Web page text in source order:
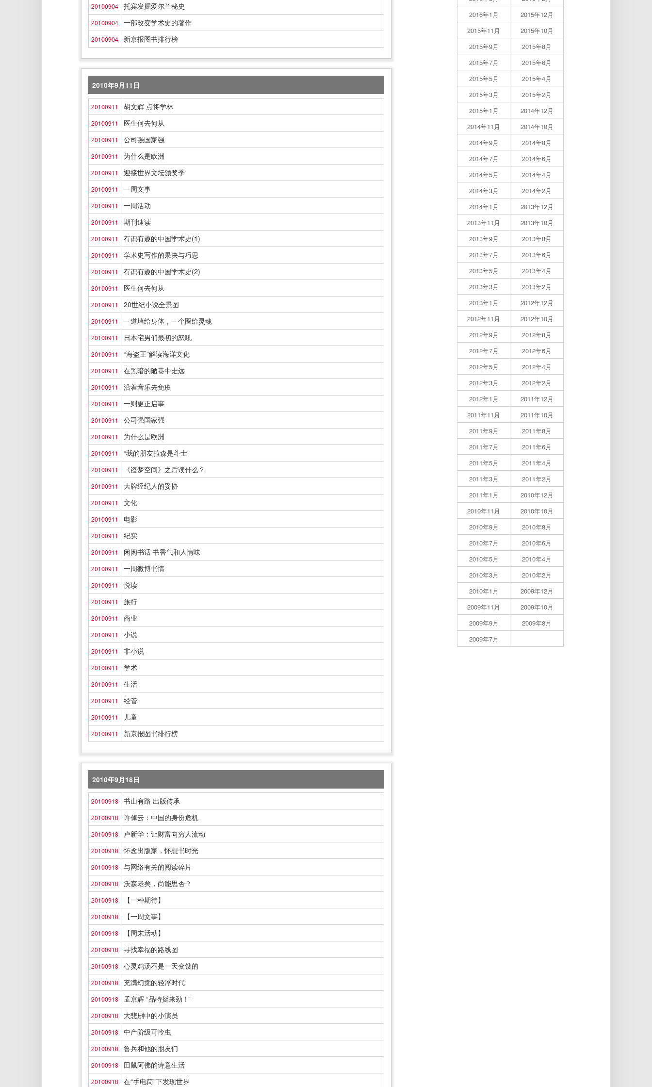
20100904 托宾发掘爱尔兰秘史
20100904 一部改变学术史的著作
20100904 新京报图书排行榜
2010年9月11日
20100911 胡文辉 点将学林
20100911 医生何去何从
20100911 公司强国家强
20100911 为什么是欧洲
20100911 迎接世界文坛颁奖季
20100911 一周文事
20100911 一周活动
20100911 期刊速读
20100911 有识有趣的中国学术史(1)
20100911 学术史写作的果决与巧思
20100911 有识有趣的中国学术史(2)
20100911 医生何去何从
20100911 20世纪小说全景图
20100911 一道墙给身体，一个圈给灵魂
20100911 日本宅男们最初的怒吼
20100911 “海盗王”解读海洋文化
20100911 在黑暗的陋巷中走远
20100911 沿着音乐去免疫
20100911 一则更正启事
20100911 公司强国家强
20100911 为什么是欧洲
20100911 “我的朋友拉森是斗士”
20100911 《盗梦空间》之后读什么？
20100911 大牌经纪人的妥协
20100911 文化
20100911 电影
20100911 纪实
20100911 闲闲书话 书香气和人情味
20100911 一周微博书情
20100911 悦读
20100911 旅行
20100911 商业
20100911 小说
20100911 非小说
20100911 学术
20100911 生活
20100911 经管
20100911 儿童
20100911 新京报图书排行榜
2010年9月18日
20100918 书山有路 出版传承
20100918 许倬云：中国的身份危机
20100918 卢新华：让财富向穷人流动
20100918 怀念出版家，怀想书时光
20100918 与网络有关的阅读碎片
20100918 沃森老矣，尚能思否？
20100918 【一种期待】
20100918 【一周文事】
20100918 【周末活动】
20100918 寻找幸福的路线图
20100918 心灵鸡汤不是一天变馊的
20100918 充满幻觉的轻浮时代
20100918 孟京辉 “品特挺来劲！”
20100918 大悲剧中的小演员
20100918 中产阶级可怜虫
20100918 鲁兵和他的朋友们
20100918 田鼠阿佛的诗意生活
20100918 在“手电筒”下发现世界
2016年1月
2015年12月
2015年11月
2015年10月
2015年9月
2015年8月
2015年7月
2015年6月
2015年5月
2015年4月
2015年3月
2015年2月
2015年1月
2014年12月
2014年11月
2014年10月
2014年9月
2014年8月
2014年7月
2014年6月
2014年5月
2014年4月
2014年3月
2014年2月
2014年1月
2013年12月
2013年11月
2013年10月
2013年9月
2013年8月
2013年7月
2013年6月
2013年5月
2013年4月
2013年3月
2013年2月
2013年1月
2012年12月
2012年11月
2012年10月
2012年9月
2012年8月
2012年7月
2012年6月
2012年5月
2012年4月
2012年3月
2012年2月
2012年1月
2011年12月
2011年11月
2011年10月
2011年9月
2011年8月
2011年7月
2011年6月
2011年5月
2011年4月
2011年3月
2011年2月
2011年1月
2010年12月
2010年11月
2010年10月
2010年9月
2010年8月
2010年7月
2010年6月
2010年5月
2010年4月
2010年3月
2010年2月
2010年1月
2009年12月
2009年11月
2009年10月
2009年9月
2009年8月
2009年7月